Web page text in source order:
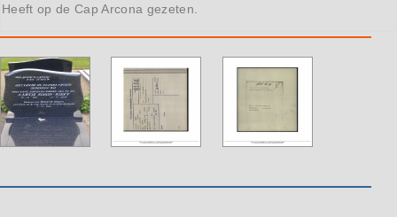
Heeft op de Cap Arcona gezeten.